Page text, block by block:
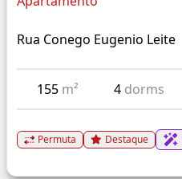
Rua Conego Eugenio Leite
155 m² 4 dorms
Permuta Destaque